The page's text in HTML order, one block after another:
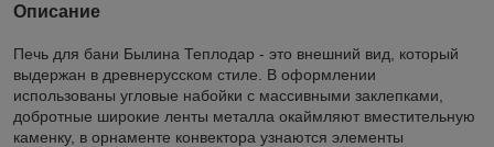
Описание
Печь для бани Былина Теплодар - это внешний вид, который
выдержан в древнерусском стиле. В оформлении
использованы угловые набойки с массивными заклепками,
добротные широкие ленты металла окаймляют вместительную
каменку, в орнаменте конвектора узнаются элементы